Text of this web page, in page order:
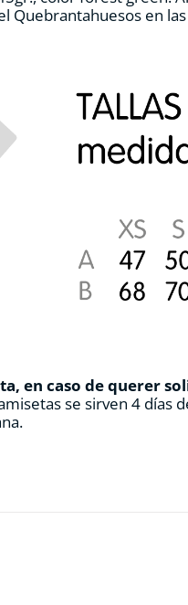
Quebrantahuesos en
en caso de querer
se sirven 4 días